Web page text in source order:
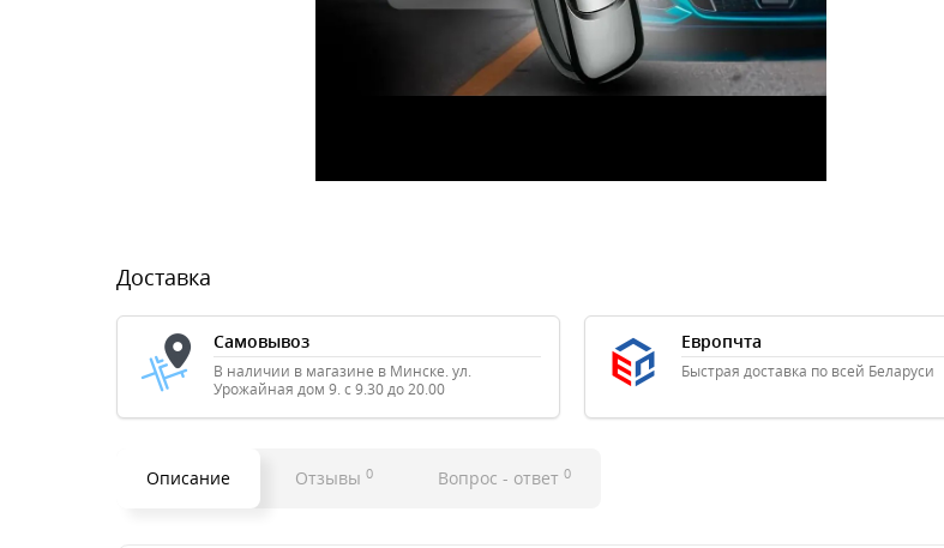
Доставка
Самовывоз
В наличии в магазине в Минске. ул.
Урожайная дом 9. с 9.30 до 20.00
Европчта
Быстрая доставка по всей Беларуси
Описание Отзывы 0 Вопрос - ответ 0